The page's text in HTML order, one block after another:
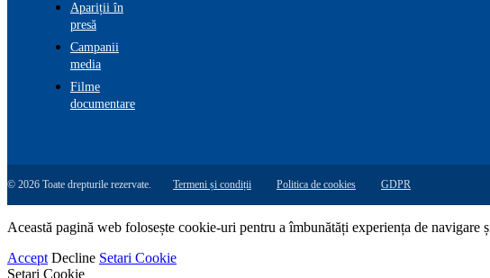
Apariții în
presă
Campanii
media
Filme
documentare
© 2026 Toate drepturile rezervate. Termeni și condiții Politica de cookies GDPR
Această pagină web folosește cookie-uri pentru a îmbunătăți experiența de
Accept Decline Setari Cookie
Setari Cookie